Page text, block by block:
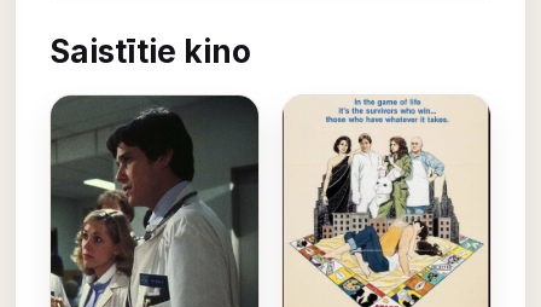
Saistītie kino